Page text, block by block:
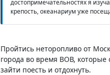
достопримечательностях я
крепость, океанариум уже
Пройтись неторопливо от
города во время ВОВ, которые
зайти поесть и отдохнуть.